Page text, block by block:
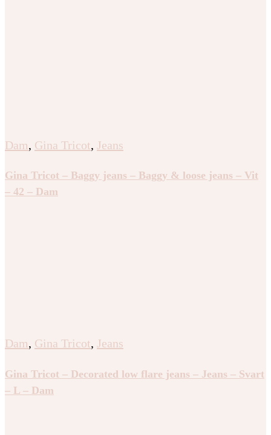
Dam, Gina Tricot, Jeans
Gina Tricot – Baggy jeans – Baggy & loose jeans – Vit
– 42 – Dam
Dam, Gina Tricot, Jeans
Gina Tricot – Decorated low flare jeans – Jeans – Svart
– L – Dam